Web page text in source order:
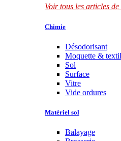
Voir tous les articles
Chimie
Désodorisant
Moquette &
Sol
Surface
Vitre
Vide ordures
Matériel sol
Balayage